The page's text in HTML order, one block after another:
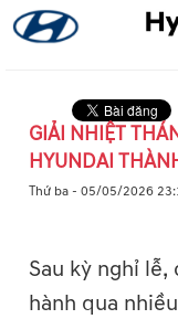
GIẢI NHIỆT
HYUNDAI
Thứ ba - 05/05/2026
Sau kỳ nghỉ lễ,
hành qua